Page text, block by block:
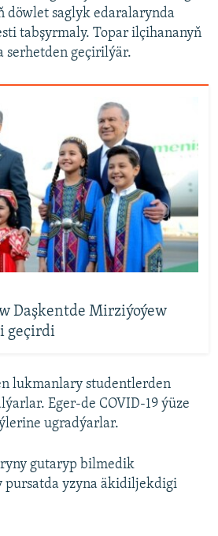
döwlet saglyk edaralarynda
tabşyrmaly. Topar ilçihananyň
serhetden geçirilýär.
Daşkentde Mirziýoýew
geçirdi
lukmanlary studentlerden
Eger-de COVID-19 ýüze
ugradýarlar.
gutaryp bilmedik
pursatda yzyna äkidiljekdigi